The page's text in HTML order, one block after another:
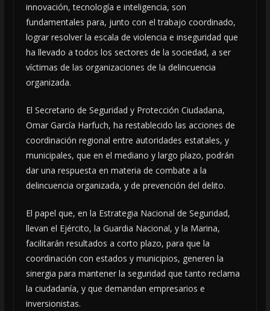
innovación, tecnología e inteligencia, son
fundamentales para, junto con el trabajo coordinado,
lograr resolver la escala de violencia e inseguridad que
ha llevado a todos los sectores de la sociedad, a ser
víctimas de las organizaciones de la delincuencia
organizada.
El Secretario de Seguridad y Protección Ciudadana,
Omar García Harfuch, ha restablecido las acciones de
coordinación regional entre autoridades estatales, y
municipales, que en el mediano y largo plazo, podrán
dar una respuesta en materia de combate a la
delincuencia organizada, y de prevención del delito.
El papel que, en la Estrategia Nacional de Seguridad,
llevan el Ejército, la Guardia Nacional, y la Marina,
facilitarán resultados a corto plazo, para que la
coordinación con estados y municipios, generen la
sinergia para mantener la seguridad que tanto reclama
la ciudadanía, y que demandan empresarios e
inversionistas.